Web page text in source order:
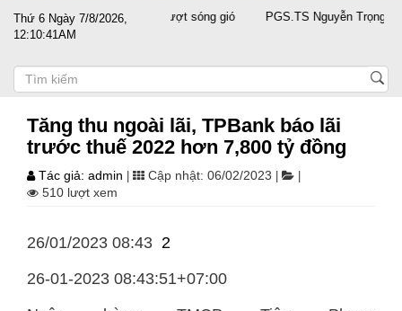
Thứ 6 Ngày 7/8/2026,
12:10:41AM
cùng doanh nghiệp vượt sóng gió PGS.TS Nguyễn Trọng Điều
Tăng thu ngoài lãi, TPBank báo lãi
trước thuế 2022 hơn 7,800 tỷ đồng
Tác giả: admin Cập nhật: 06/02/2023
510 lượt xem
26/01/2023 08:43 2
26-01-2023 08:43:51+07:00